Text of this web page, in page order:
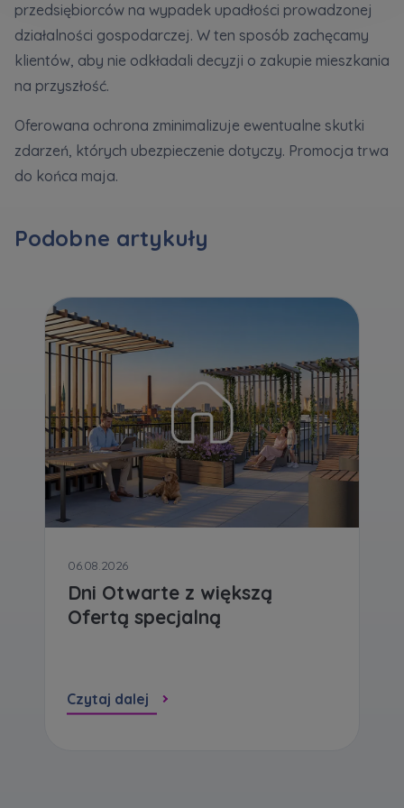
przedsiębiorców na wypadek upadłości prowadzonej
działalności gospodarczej. W ten sposób zachęcamy
klientów, aby nie odkładali decyzji o zakupie mieszkania
na przyszłość.
Oferowana ochrona zminimalizuje ewentualne skutki
zdarzeń, których ubezpieczenie dotyczy. Promocja trwa
do końca maja.
Podobne artykuły
06.08.2026
Dni Otwarte z większą
Ofertą specjalną
Czytaj dalej
E-mail
Zamawiam obsługę w języku ukraińskim (Замовляю
контакт українською мовою)
Wyrażam wszystkie zgody
Rozwiń
handlowych od...
Rozwiń
Każdej osobie przysługuje prawo dostępu do
treści swoich
Zawiadomienia o nabyciu lub posiadaniu znacznego
pakietu akcji proszę wysyłać na
notyfikacje@murapol.pl
Skontaktuj się z nami
Кожна особа має право отримати доступ до
своїх персональних ... *
розширити
Murapol
Зв’яжіться з нами
Wyślij
Wyślij